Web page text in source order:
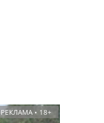
РЕКЛАМА • 18+